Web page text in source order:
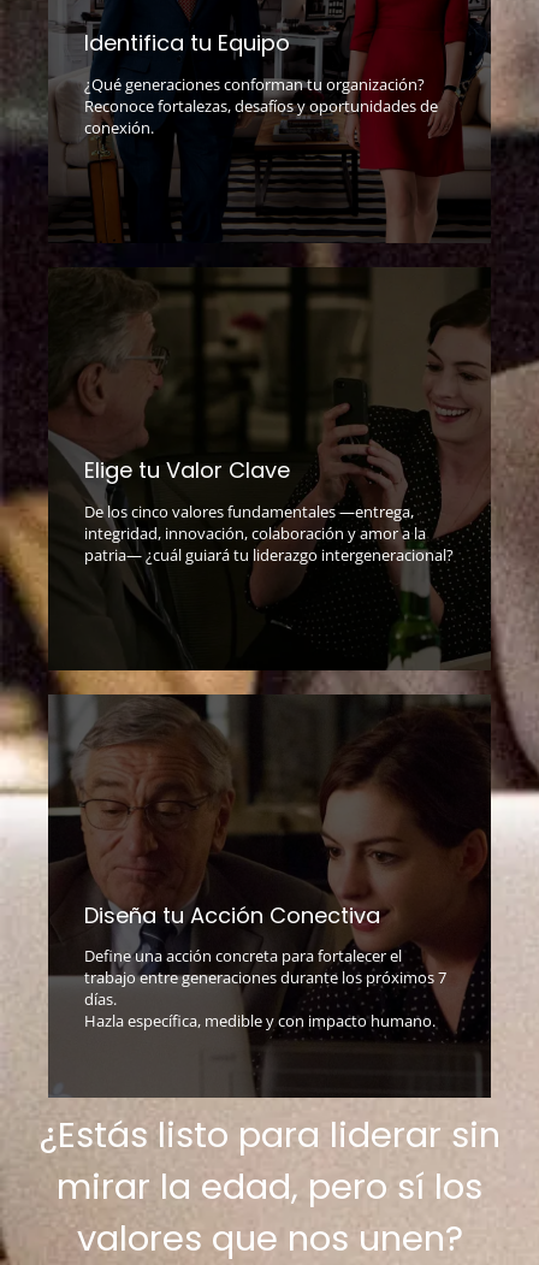
Identifica tu Equipo
¿Qué generaciones conforman tu organización?
Reconoce fortalezas, desafíos y oportunidades de
conexión.
Elige tu Valor Clave
De los cinco valores fundamentales —entrega,
integridad, innovación, colaboración y amor a la
patria— ¿cuál guiará tu liderazgo intergeneracional?
Diseña tu Acción Conectiva
Define una acción concreta para fortalecer el
trabajo entre generaciones durante los próximos 7
días.
Hazla específica, medible y con impacto humano.
¿Estás listo para liderar sin
mirar la edad, pero sí los
valores que nos unen?